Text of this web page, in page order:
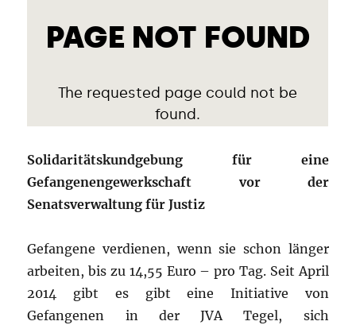
Solidaritätskundgebung für eine
Gefangenengewerkschaft vor der
Senatsverwaltung für Justiz
Gefangene verdienen, wenn sie schon länger
arbeiten, bis zu 14,55 Euro – pro Tag. Seit April
2014 gibt es gibt eine Initiative von
Gefangenen in der JVA Tegel, sich